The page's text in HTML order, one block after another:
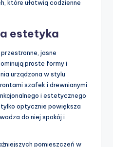
które ułatwią codzienne
estetyka
jasne
proste formy i
urządzona w stylu
szafek i drewnianymi
i estetycznego
optycznie powiększa
do niej spokój i
pomieszczeń w